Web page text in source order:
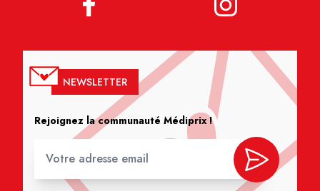
NEWSLETTER
Rejoignez la communauté Médiprix !